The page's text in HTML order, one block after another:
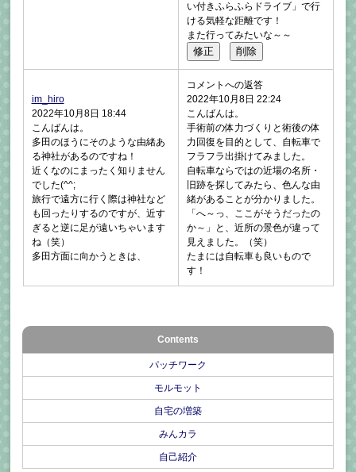
い付きふらふらドライブ」で行
ける気軽な距離です！
また行ってみたいな～～
im_hiro
2022年10月8日 18:44
こんばんは。
多田のほうにそのような由緒あ
る神社があるのですね！
近くなのにまったく知りません
でした(^^;
旅行で遠方に行く際は神社など
も回ったりするのですが、近す
ぎると逆に足が遠いちゃいます
ね（笑）
多田方面に向かうときは、
コメントへの返答
2022年10月8日 22:24
こんばんは。
手術前の体力づくりと術後の体
力回復を目的として、自転車で
フラフラ出掛けてみました。
自転車ならではの近場の名所・
旧跡を探してみたら、色んな由
緒があることが分かりました。
「へ～っ、ここがそうだったの
か～」と、近所の景色が違って
見えました。（笑）
たまには自転車も良いもので
す！
Contents
パッチワーク
モルモット
自宅の増築
みんカラ
自己紹介